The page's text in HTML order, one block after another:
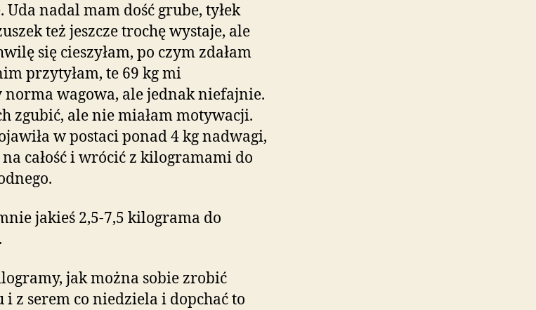
Uda nadal mam dość grube, tyłek
też jeszcze trochę wystaje, ale
się cieszyłam, po czym zdałam
przytyłam, te 69 kg mi
norma wagowa, ale jednak niefajnie.
zgubić, ale nie miałam motywacji.
w postaci ponad 4 kg nadwagi,
całość i wrócić z kilogramami do
jakieś 2,5-7,5 kilograma do
jak można sobie zrobić
i z serem co niedziela i dopchać to